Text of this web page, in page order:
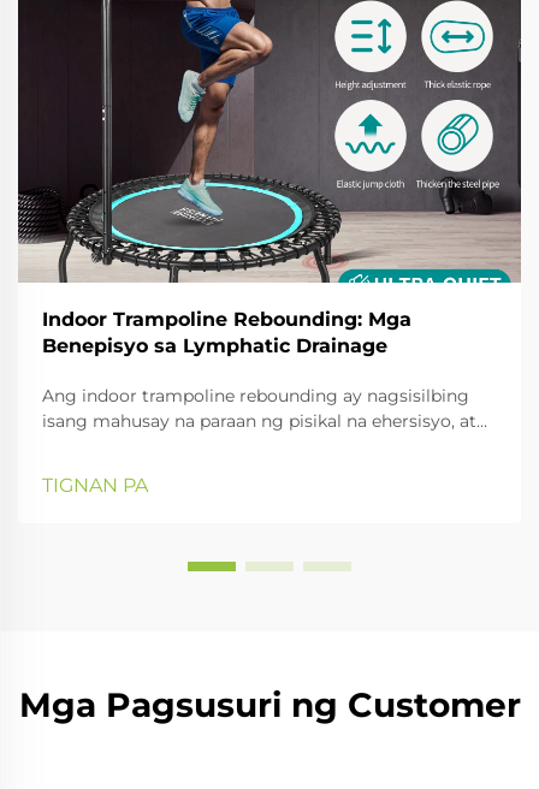
Indoor Trampoline Rebounding: Mga
Benepisyo sa Lymphatic Drainage
Ang indoor trampoline rebounding ay nagsisilbing
isang mahusay na paraan ng pisikal na ehersisyo, at
ng artikulong ito kung paano pinahuhusay ng
TIGNAN PA
Mga Pagsusuri ng Customer